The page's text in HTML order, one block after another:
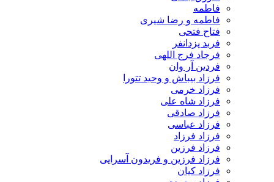
فاطمه
فاطمه و رضا شیری
فتاح فتحی
فربد یزدانفر
فرجاد فرج اللهی
فردین آر وان
فرزاد بیباش و وحید تتورا
فرزاد خرمی
فرزاد شاه علی
فرزاد صادقی
فرزاد عباسی
فرزاد فرزاد
فرزاد فرزین
فرزاد فرزین و فریدون آسرایی
فرزاد کیان